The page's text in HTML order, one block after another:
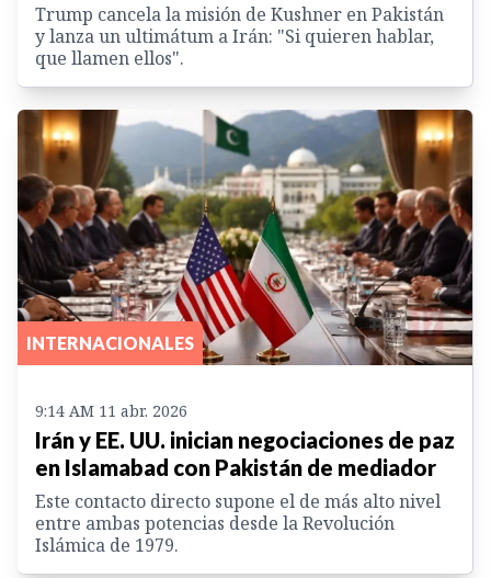
Trump cancela la misión de Kushner en Pakistán
y lanza un ultimátum a Irán: "Si quieren hablar,
que llamen ellos".
INTERNACIONALES
9:14 AM 11 abr. 2026
Irán y EE. UU. inician negociaciones de paz
en Islamabad con Pakistán de mediador
Este contacto directo supone el de más alto nivel
entre ambas potencias desde la Revolución
Islámica de 1979.